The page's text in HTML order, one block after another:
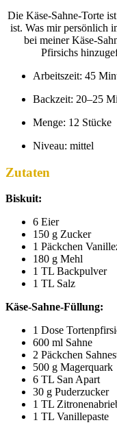
Die Käse-Sahne-Torte
ist. Was mir persönlich
bei meiner Käse-
Pfirsichs
Arbeitszeit: 45
Backzeit: 20–25
Menge: 12 Stücke
Niveau: mittel
Zutaten
Biskuit:
6 Eier
150 g Zucker
1 Päckchen
180 g Mehl
1 TL Backpulver
1 TL Salz
Käse-Sahne-Füllung:
1 Dose
600 ml Sahne
2 Päckchen
500 g Magerquark
6 TL San Apart
30 g Puderzucker
1 TL
1 TL Vanillepaste